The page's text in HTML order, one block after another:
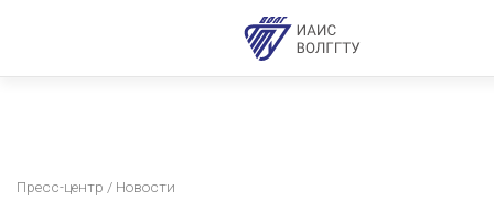
Пресс-центр / Новости